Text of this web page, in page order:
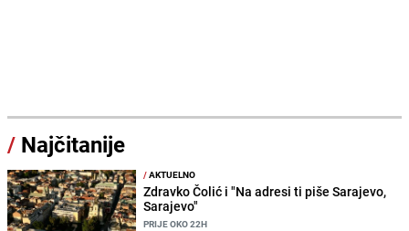
/ Najčitanije
/AKTUELNO
Zdravko Čolić i "Na adresi ti piše Sarajevo,
Sarajevo"
PRIJE OKO 22H